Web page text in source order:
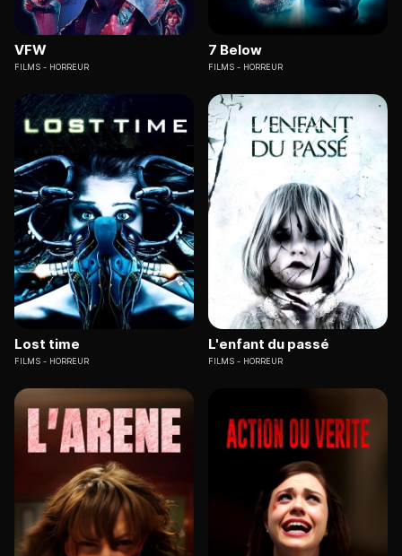
VFW
FILMS HORREUR
7 Below
FILMS HORREUR
Lost time
FILMS HORREUR
L'enfant du passé
FILMS HORREUR